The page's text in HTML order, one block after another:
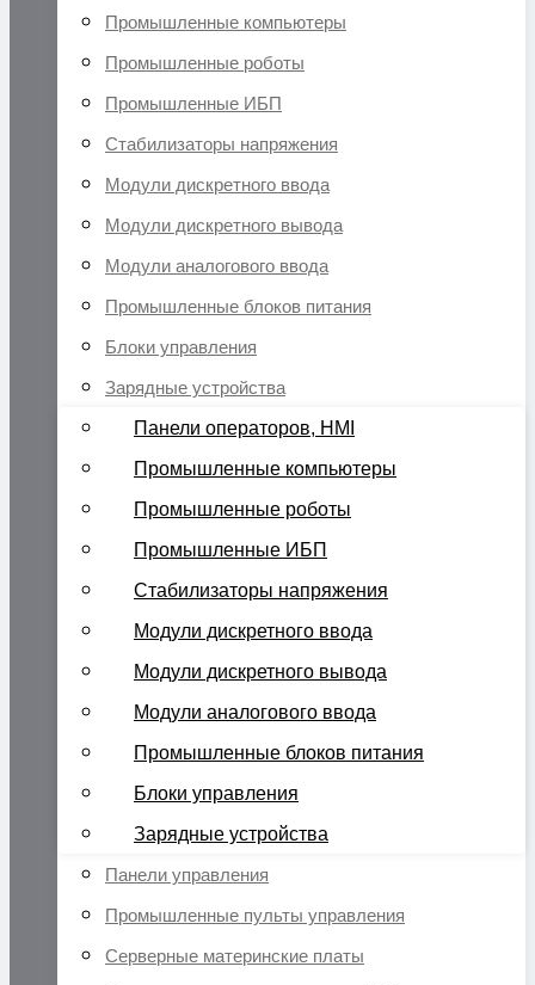
Промышленные компьютеры
Промышленные роботы
Промышленные ИБП
Стабилизаторы напряжения
Модули дискретного ввода
Модули дискретного вывода
Модули аналогового ввода
Промышленные блоков питания
Блоки управления
Зарядные устройства
Панели операторов, HMI
Промышленные компьютеры
Промышленные роботы
Промышленные ИБП
Стабилизаторы напряжения
Модули дискретного ввода
Модули дискретного вывода
Модули аналогового ввода
Промышленные блоков питания
Блоки управления
Зарядные устройства
Панели управления
Промышленные пульты управления
Серверные материнские платы